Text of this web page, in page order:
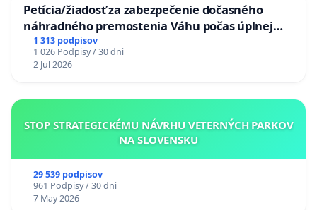
Petícia/žiadosť za zabezpečenie dočasného
náhradného premostenia Váhu počas úplnej
uzávery Vážskeho mosta v Komárne
1 313 podpisov
1 026 Podpisy / 30 dni
2 Jul 2026
STOP STRATEGICKÉMU NÁVRHU VETERNÝCH PARKOV
NA SLOVENSKU
29 539 podpisov
961 Podpisy / 30 dni
7 May 2026